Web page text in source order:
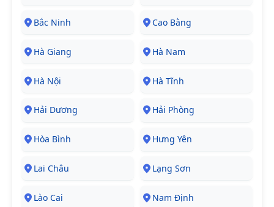
Bắc Ninh Cao Bằng
Hà Giang Hà Nam
Hà Nội Hà Tĩnh
Hải Dương Hải Phòng
Hòa Bình Hưng Yên
Lai Châu Lạng Sơn
Lào Cai Nam Định